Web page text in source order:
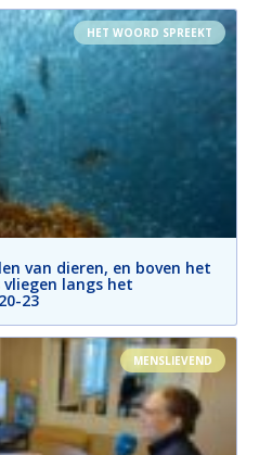
HET WOORD SPREEKT
van dieren, en boven het
langs het
23
MENSLIEVEND